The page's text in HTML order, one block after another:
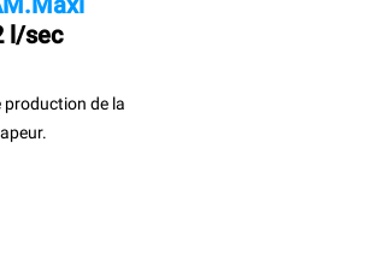
l/sec
production de la